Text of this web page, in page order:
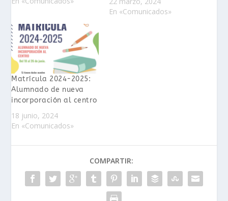
En «Comunicados»
Matrícula 2024-2025:
Alumnado de nueva
incorporación al centro
18 junio, 2024
En «Comunicados»
COMPARTIR: